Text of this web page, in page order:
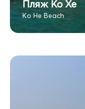
Пляж Ко Хе
Ko He Beach